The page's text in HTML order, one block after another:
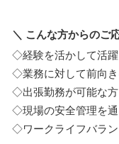
＼ こんな方からのご
◇経験を活かして活
◇業務に対して前向
◇出張勤務が可能な方
◇現場の安全管理を
◇ワークライフバラ